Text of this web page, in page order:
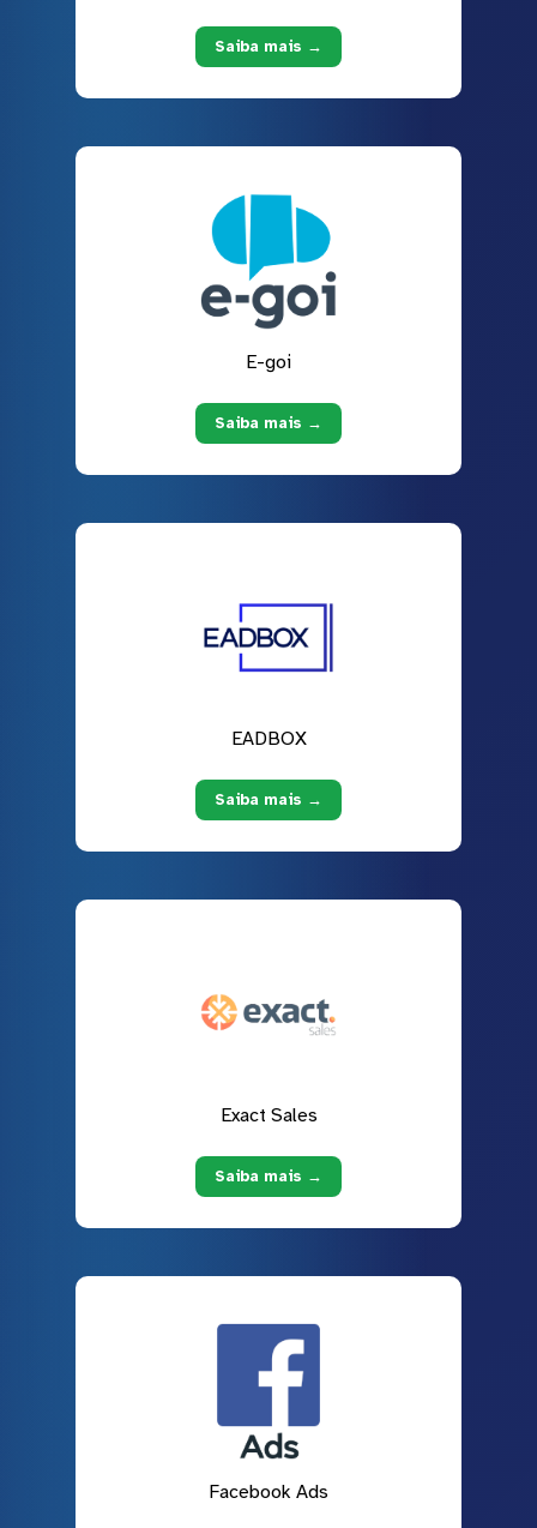
Saiba mais →
E-goi
Saiba mais →
EADBOX
Saiba mais →
Exact Sales
Saiba mais →
Facebook Ads